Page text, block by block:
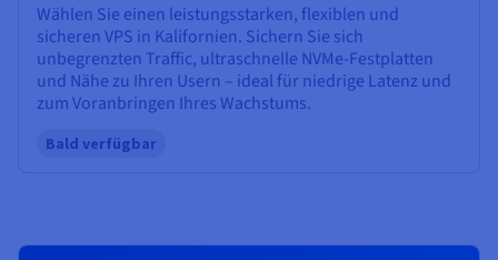
Wählen Sie einen leistungsstarken, flexiblen und
sicheren VPS in Kalifornien. Sichern Sie sich
unbegrenzten Traffic, ultraschnelle NVMe-Festplatten
und Nähe zu Ihren Usern – ideal für niedrige Latenz und
zum Voranbringen Ihres Wachstums.
Bald verfügbar